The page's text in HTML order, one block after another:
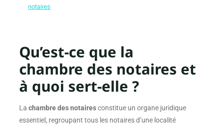
notaires
Qu’est-ce que la
chambre des notaires et
à quoi sert-elle ?
La chambre des notairesconstitue un organe juridique
essentiel, regroupant tous les notaires d’une localité